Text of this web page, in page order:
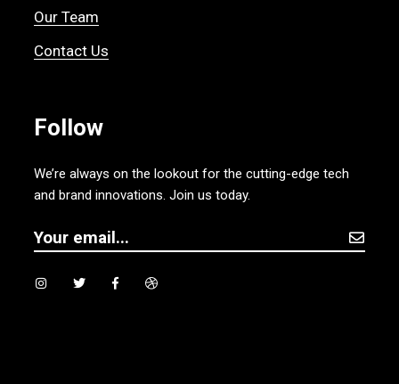
Our Team
Contact Us
Follow
We’re always on the lookout for the cutting-edge tech
and brand innovations. Join us today.